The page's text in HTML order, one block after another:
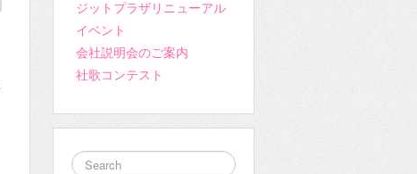
ジットプラザリニューアル
イベント
会社説明会のご案内
社歌コンテスト